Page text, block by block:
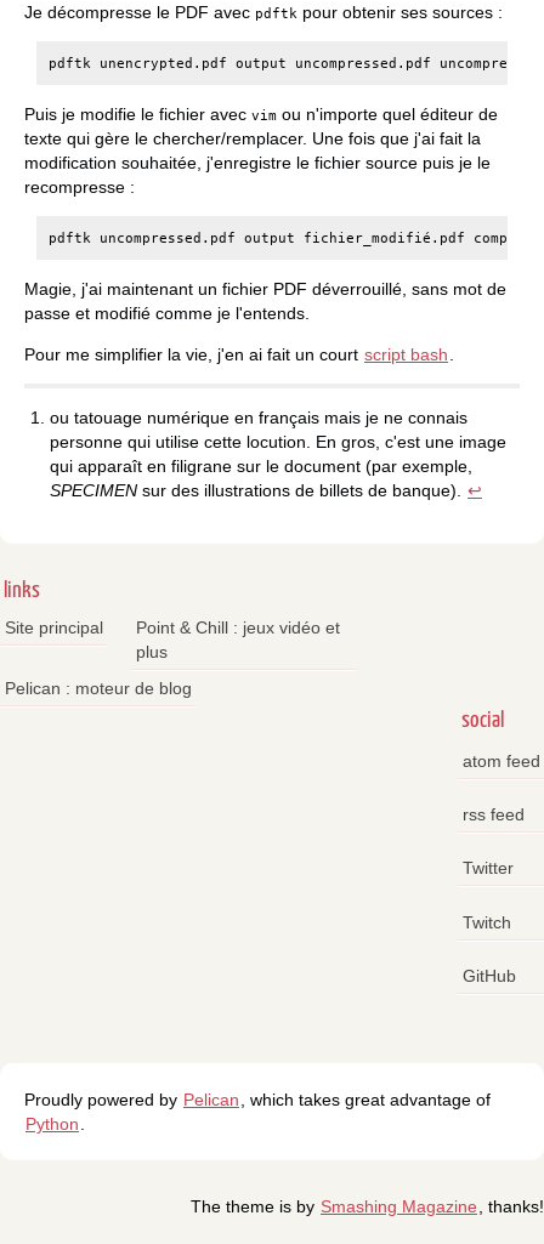
Je décompresse le PDF avec pdftk pour obtenir ses sources :
pdftk unencrypted.pdf output uncompressed.pdf
Puis je modifie le fichier avec vim ou n'importe quel éditeur de
texte qui gère le chercher/remplacer. Une fois que j'ai fait la
modification souhaitée, j'enregistre le fichier source puis je le
recompresse :
pdftk uncompressed.pdf output fichier_modifié.pdf
Magie, j'ai maintenant un fichier PDF déverrouillé, sans mot de
passe et modifié comme je l'entends.
Pour me simplifier la vie, j'en ai fait un court script bash
ou tatouage numérique en français mais je ne connais
personne qui utilise cette locution. En gros, c'est une image
qui apparaît en filigrane sur le document (par exemple,
SPECIMEN sur des illustrations de billets de banque). ↩
links
Site principal
Point & Chill : jeux vidéo et
plus
Pelican : moteur de blog
social
atom feed
rss feed
Twitter
Twitch
GitHub
Proudly powered by Pelican
, which takes great advantage of
Python
The theme is by Smashing Magazine , thanks!